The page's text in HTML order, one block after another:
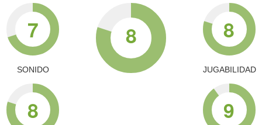
7
SONIDO
8
8 8
JUGABILIDAD
9